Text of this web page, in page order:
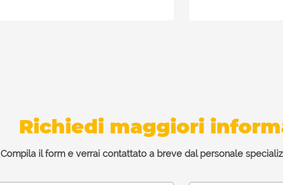
Richiedi maggiori
Compila il form e verrai contattato a breve dal personale